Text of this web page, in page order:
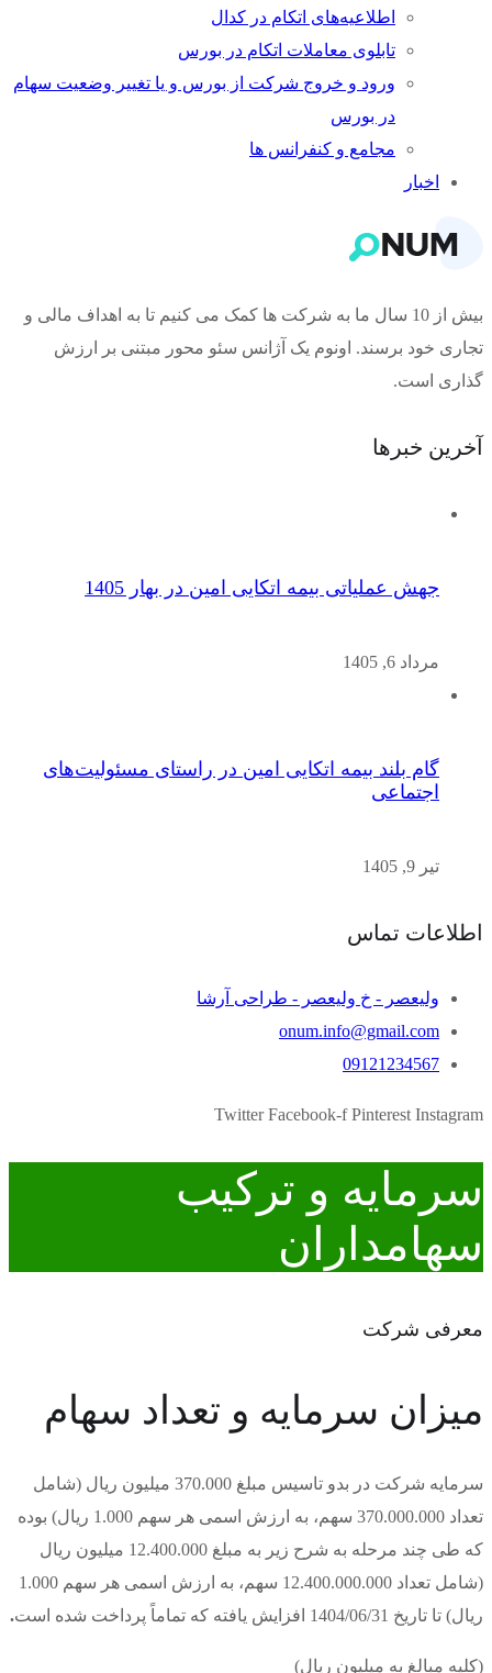
اطلاعیه‌های اتکام در کدال
تابلوی معاملات اتکام در بورس
ورود و خروج شرکت از بورس و یا تغییر وضعیت سهام
در بورس
مجامع و کنفرانس ها
اخبار
بیش از 10 سال ما به شرکت ها کمک می کنیم تا به اهداف مالی و
تجاری خود برسند. اونوم یک آژانس سئو محور مبتنی بر ارزش
گذاری است.
آخرین خبرها
جهش عملیاتی بیمه اتکایی امین در بهار 1405
مرداد 6, 1405
گام بلند بیمه اتکایی امین در راستای مسئولیت‌های
اجتماعی
تیر 9, 1405
اطلاعات تماس
ولیعصر - خ ولیعصر - طراحی آرشا
onum.info@gmail.com
09121234567
Twitter Facebook-f Pinterest Instagram
سرمایه و ترکیب
سهامداران
معرفی شرکت
ميزان سرمايه و تعداد سهام
سرمایه شرکت در بدو تاسیس مبلغ 370.000 میلیون ریال (شامل
تعداد 370.000.000 سهم، به ارزش اسمی هر سهم 1.000 ریال) بوده
که طی چند مرحله به شرح زیر به مبلغ 12.400.000 میلیون ریال
(شامل تعداد 12.400.000.000 سهم، به ارزش اسمی هر سهم 1.000
ریال) تا تاریخ 1404/06/31 افزایش یافته که تماماً پرداخت شده است
.
(کلیه مبالغ به میلیون ریال)